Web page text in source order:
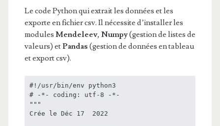
Le code Python qui extrait les données et les
exporte en fichier csv. Il nécessite d’installer les
modules Mendeleev, Numpy(gestion de listes de
valeurs) etPandas (gestion de données en tableau
et export csv).
#!/usr/bin/env python3
# -*- coding: utf-8 -*-
"""
Crée le Déc 17  2022